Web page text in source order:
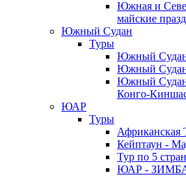
Южная и
майские
Южный Судан
Туры
Южный
Южный
Южный Судан
Конго-
ЮАР
Туры
Африканская
Кейптаун -
Тур по 5
ЮАР -